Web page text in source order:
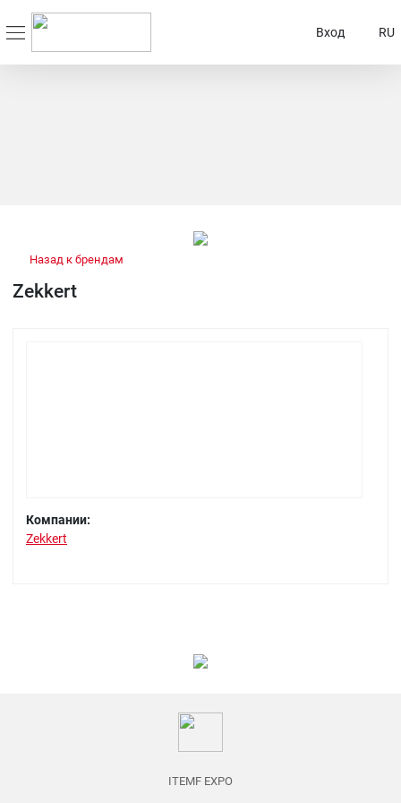
Вход RU
Назад к брендам
Zekkert
Компании:
Zekkert
ITEMF EXPO